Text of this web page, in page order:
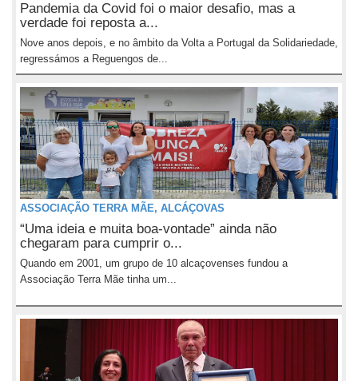
Pandemia da Covid foi o maior desafio, mas a
verdade foi reposta a...
Nove anos depois, e no âmbito da Volta a Portugal da Solidariedade,
regressámos a Reguengos de...
ASSOCIAÇÃO TERRA MÃE, ALCÁÇOVAS
“Uma ideia e muita boa-vontade” ainda não
chegaram para cumprir o...
Quando em 2001, um grupo de 10 alcaçovenses fundou a
Associação Terra Mãe tinha um...